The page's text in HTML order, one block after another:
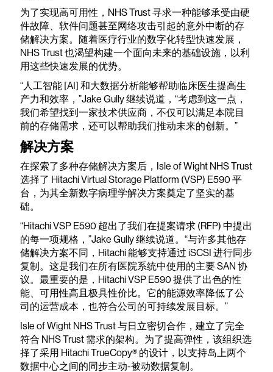
为了实现高可用性，NHS Trust 寻求一种能够承受由硬
件故障、软件问题甚至网络攻击引起的意外中断的存
储解决方案。随着医疗行业的数字化转型快速发展，
NHS Trust 也渴望构建一个面向未来的基础设施，以利
用这些快速发展的优势。
“人工智能 [AI] 和大数据分析能够帮助临床医生提高生
产力和效率，”Jake Gully 继续说道，“考虑到这一点，
我们希望找到一家技术供应商，不仅可以满足本院目
前的存储需求，还可以帮助我们推动未来的创新。”
解决方案
在探索了多种存储解决方案后，Isle of Wight NHS Trust
选择了 Hitachi Virtual Storage Platform (VSP) E590 平
台，为其全新数字病理学解决方案奠定了坚实的基
础。
“Hitachi VSP E590 超出了我们在提案请求 (RFP) 中提出
的每一项规格，”Jake Gully 继续说道。“与许多其他存
储解决方案不同，Hitachi 能够支持通过 iSCSI 进行同步
复制。这是我们在所有医院系统中使用的主要 SAN 协
议。最重要的是，Hitachi VSP E590 提供了出色的性
能、可用性高且极具性价比。它的能源效率降低了公
司的运营成本，也符合公司的可持续发展目标。”
Isle of Wight NHS Trust 与日立密切合作，建立了完全
符合 NHS Trust 需求的架构。为了提高弹性，该组织选
择了采用 Hitachi TrueCopy® 的设计，以支持岛上两个
数据中心之间的同步主动-被动数据复制。